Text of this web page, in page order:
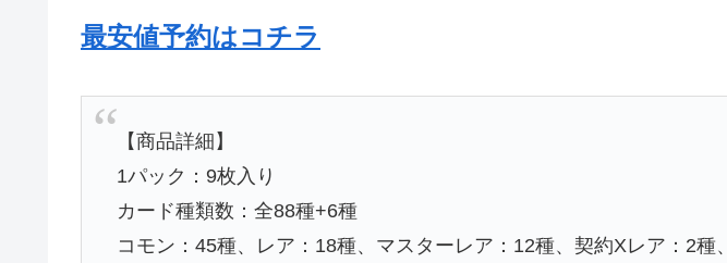
最安値予約はコチラ
【商品詳細】
1パック：9枚入り
カード種類数：全88種+6種
コモン：45種、レア：18種、マスターレア：12種、契約Xレア：2種、